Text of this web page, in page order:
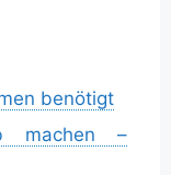
benötigt
machen –